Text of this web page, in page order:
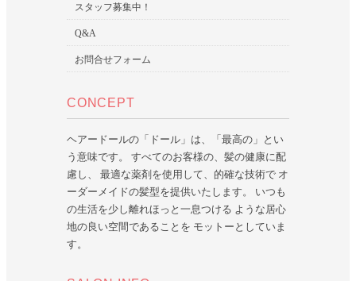
スタッフ募集中！
Q&A
お問合せフォーム
CONCEPT
ヘアードールの「ドール」は、「最高の」とい
う意味です。 すべてのお客様の、髪の健康に配
慮し、 最適な薬剤を使用して、的確な技術で オ
ーダーメイドの髪型を提供いたします。 いつも
の生活を少し離れほっと一息つける ような居心
地の良い空間であることを モットーとしていま
す。